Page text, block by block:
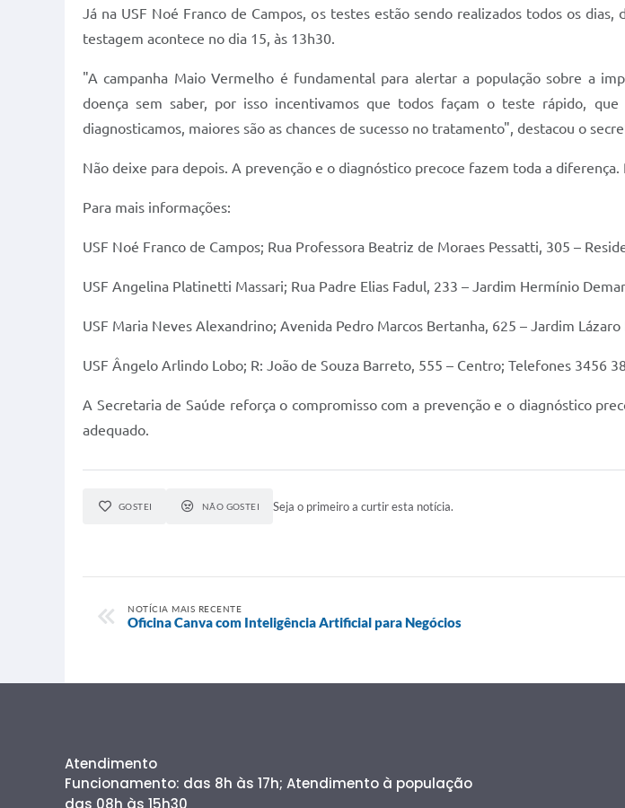
Já na USF Noé Franco de Campos, os testes estão sendo realizados todos os
testagem acontece no dia 15, às 13h30.
"A campanha Maio Vermelho é fundamental para alertar a população sobre a
doença sem saber, por isso incentivamos que todos façam o teste rápido,
diagnosticamos, maiores são as chances de sucesso no tratamento", destacou o
Não deixe para depois. A prevenção e o diagnóstico precoce fazem toda a
Para mais informações:
USF Noé Franco de Campos; Rua Professora Beatriz de Moraes Pessatti, 305 –
USF Angelina Platinetti Massari; Rua Padre Elias Fadul, 233 – Jardim Hermínio
USF Maria Neves Alexandrino; Avenida Pedro Marcos Bertanha, 625 – Jardim
USF Ângelo Arlindo Lobo; R: João de Souza Barreto, 555 – Centro; Telefones 3456
A Secretaria de Saúde reforça o compromisso com a prevenção e o diagnóstico
adequado.
GOSTEI NÃO GOSTEI Seja o primeiro a curtir esta notícia.
NOTÍCIA MAIS RECENTE
Oficina Canva com Inteligência Artificial para Negócios
Atendimento
Funcionamento: das 8h às 17h; Atendimento à população
das 08h às 15h30